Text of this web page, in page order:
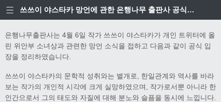
쓰쓰이 야스타카 망언에 관한 은행나무 출판사 공식입장
은행나무출판사는 4월 6일 작가 쓰쓰이 야스타카가 개인 트위터에 올
린 위안부 소녀상과 관련한 망언 소식을 접하고 다음과 같이 공식 입
장을 정리하였습니다.
쓰쓰이 야스타카의 문학적 성취와는 별개로, 한일관계와 역사를 바라
보는 작가의 개인적 시각에 크게 실망하였으며, 작가로서뿐 아니라 한
인간으로서 그의 태도와 자질에 대해 분노와 슬픔을 동시에 느낍니다.